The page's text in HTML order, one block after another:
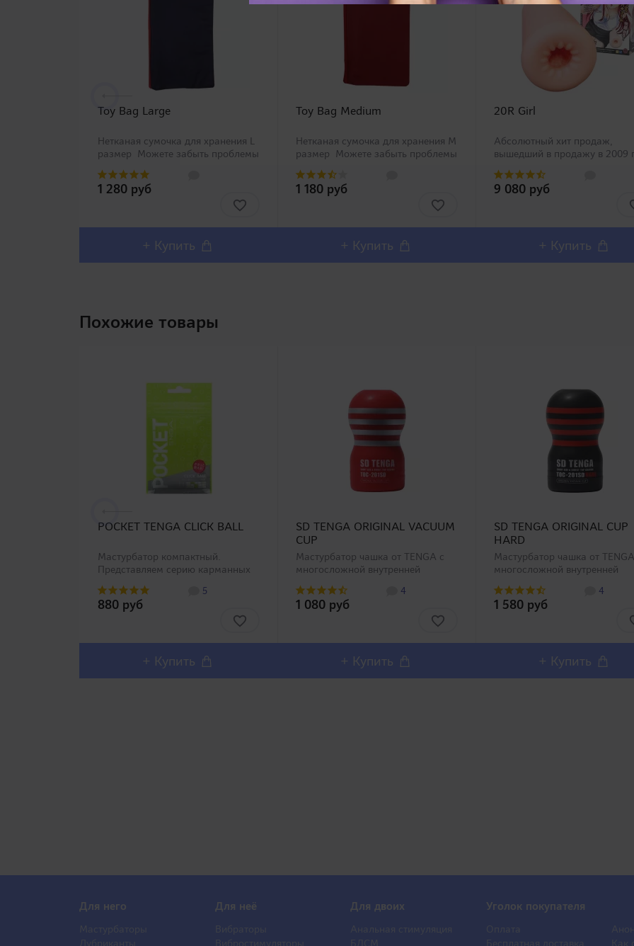
Toy Bag Large
Нетканая сумочка для хранения L
размер Можете забыть проблемы
специальными сумочками Toy Bag
четырех размеров от компании
1 280 руб
+ Купить
Toy Bag Medium
Нетканая сумочка для хранения M
размер Можете забыть проблемы
специальными сумочками Toy
Bag четырех размеров от
1 180 руб
+ Купить
20R Girl
Абсолютный хит продаж,
вышедший в продажу в 2009
покупателей и стал
Японского рынка! Является
модели которой..
9 080 руб
+ Купить
Похожие товары
POCKET TENGA CLICK BALL
Мастурбатор компактный.
Представляем серию карманных
широким выбором внутреннего
рельефа, пожалуйста, выберите
5
880 руб
+ Купить
SD TENGA ORIGINAL VACUUM
CUP
Мастурбатор чашка от TENGA с
многосложной внутренней
серии чашек ТЕНГА!). Компания
TENGA выпустила компактную
версию мастурбаторов чашек
4
1 080 руб
+ Купить
SD TENGA ORIGINAL CUP
HARD
Мастурбатор чашка от
многосложной внутренней
серии чашек ТЕНГА!).
TENGA выпустила
версию мастурбаторов чашек
4
1 580 руб
+ Купить
Для него Для неё Для двоих Уголок покупателя